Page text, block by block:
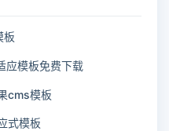
板
应模板免费下载
cms模板
式模板